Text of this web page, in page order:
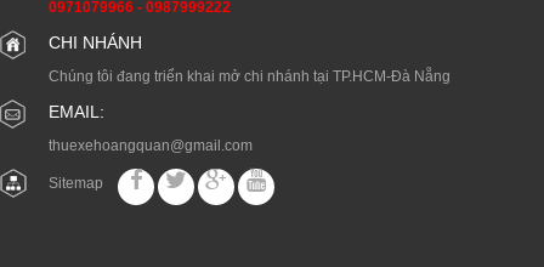
0971079966 - 0987999222
CHI NHÁNH
Chúng tôi đang triển khai mở chi nhánh tại TP.HCM-Đà Nẵng
EMAIL:
thuexehoangquan@gmail.com
Sitemap